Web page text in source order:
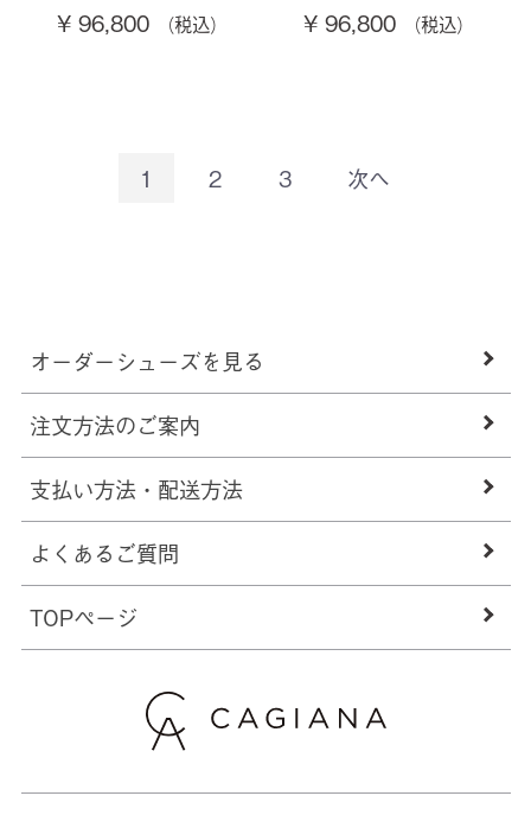
¥ 96,800
¥ 96,800
1 2 3 次へ
オーダーシューズを見る
注文方法のご案内
支払い方法・配送方法
よくあるご質問
TOPページ